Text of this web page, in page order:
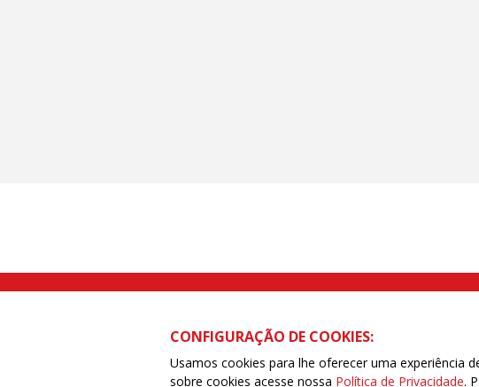
Rua Caetano Pinto nº 575 CEP 03041-000 Brás, São
CONFIGURAÇÃO DE COOKIES:
Usamos cookies para lhe oferecer uma experiência
sobre cookies acesse nossa Política de Privacidade.